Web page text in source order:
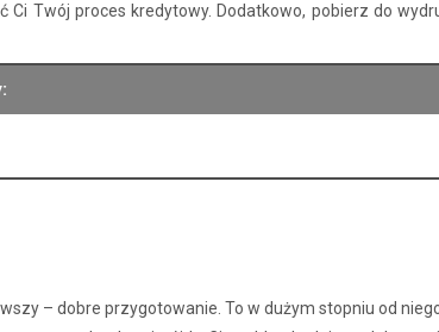
Twój proces kredytowy. Dodatkowo, pobierz do
– dobre przygotowanie. To w dużym stopniu od